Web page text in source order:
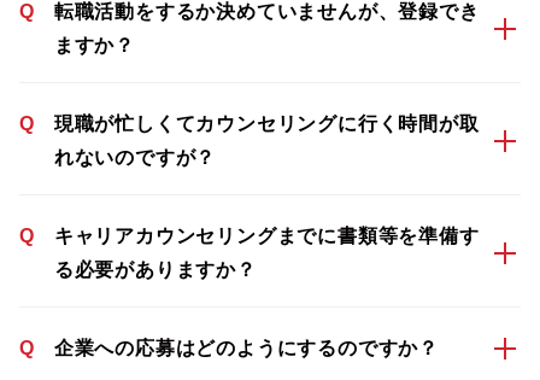
Q
転職活動をするか決めていませんが、登録でき
ますか？
Q
現職が忙しくてカウンセリングに行く時間が取
れないのですが？
Q
キャリアカウンセリングまでに書類等を準備す
る必要がありますか？
Q 企業への応募はどのようにするのですか？